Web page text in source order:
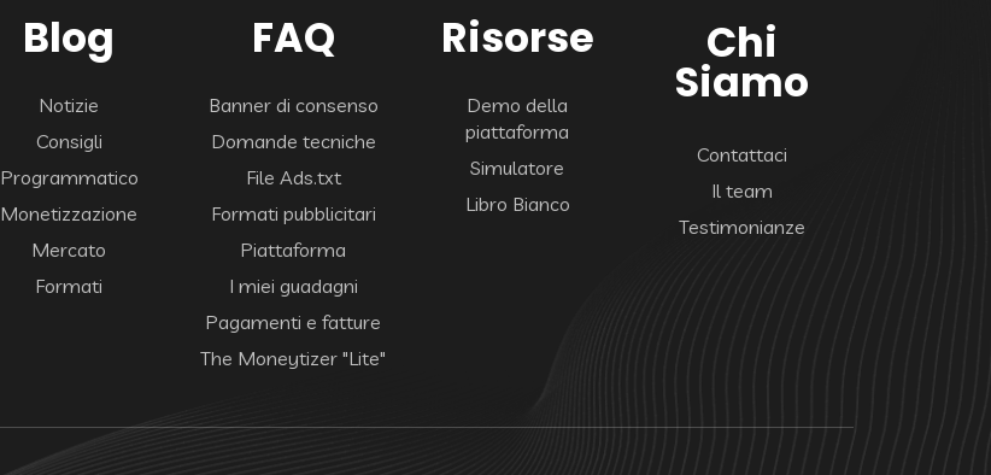
Blog
Notizie
Consigli
Programmatico
Monetizzazione
Mercato
Formati
FAQ
Banner di consenso
Domande tecniche
File Ads.txt
Formati pubblicitari
Piattaforma
I miei guadagni
Pagamenti e fatture
The Moneytizer "Lite"
Risorse
Demo della
piattaforma
Simulatore
Libro Bianco
Chi
Siamo
Contattaci
Il team
Testimonianze